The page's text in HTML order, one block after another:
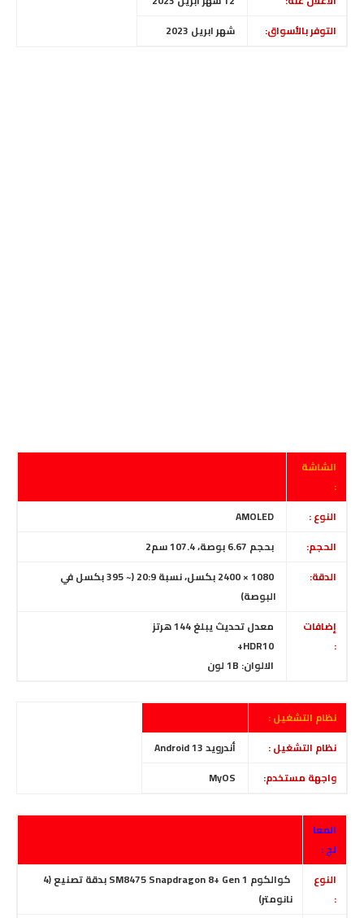
التوفر بالأسواق:
شهر ابريل 2023
الشاشة
:
النوع :
AMOLED
الحجم:
بحجم 6.67 بوصة، 107.4 سم2
الدقة:
1080 × 2400 بكسل، نسبة 20:9
(~ 395 بكسل في
البوصة)
إضافات
:
معدل تحديث يبلغ 144 هرتز
الالوان: 1B لون
نظام التشغيل :
نظام التشغيل :
أندرويد Android 13
واجهة مستخدم:
المعا
لج :
النوع
:
كوالكوم SM8475 Snapdragon 8+ Gen 1 بدقة تصنيع (4
نانومتر)